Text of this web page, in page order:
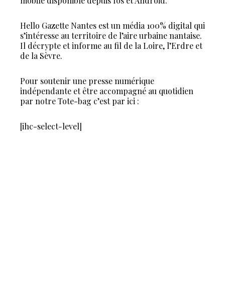
Hello Gazette Nantes est un média 100% digital qui
s’intéresse au territoire de l’aire urbaine nantaise.
Il décrypte et informe au fil de la Loire, l’Erdre et
de la Sèvre.
Pour soutenir une presse numérique
indépendante et être accompagné au quotidien
par notre Tote-bag c’est par ici :
[ihc-select-level]